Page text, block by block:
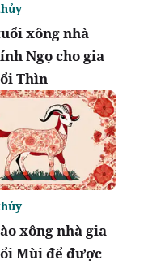
xông nhà
Ngọ cho gia
Thìn
xông nhà gia
Mùi để được